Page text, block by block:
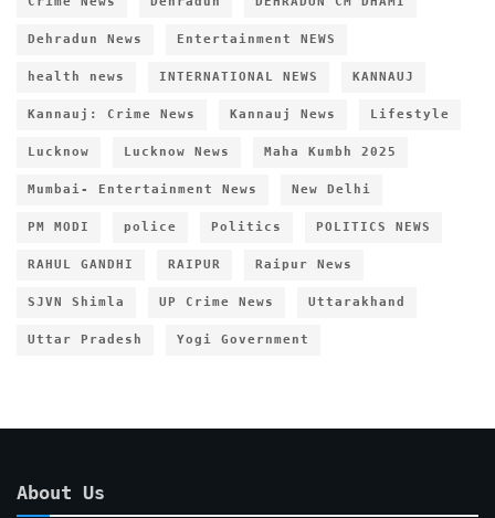
Dehradun News Entertainment NEWS
health news INTERNATIONAL NEWS KANNAUJ
Kannauj: Crime News Kannauj News Lifestyle
Lucknow Lucknow News Maha Kumbh 2025
Mumbai- Entertainment News New Delhi
PM MODI police Politics POLITICS NEWS
RAHUL GANDHI RAIPUR Raipur News
SJVN Shimla UP Crime News Uttarakhand
Uttar Pradesh Yogi Government
About Us